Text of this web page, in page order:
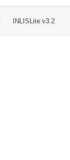
INLISLite v3.2